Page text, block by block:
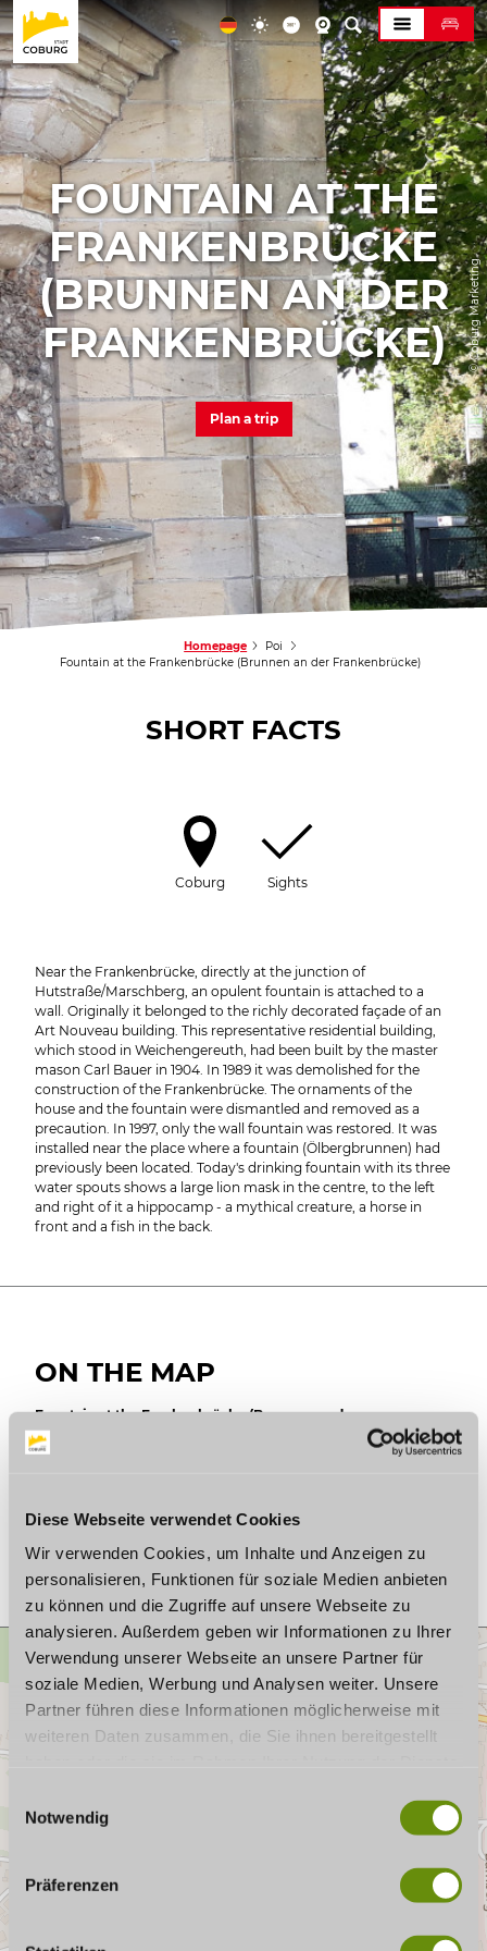
Diese Webseite verwendet Cookies
Wir verwenden Cookies, um Inhalte und Anzeigen zu
personalisieren, Funktionen für soziale Medien anbieten
zu können und die Zugriffe auf unsere Webseite zu
analysieren. Außerdem geben wir Informationen zu Ihrer
Verwendung unserer Webseite an unsere Partner für
soziale Medien, Werbung und Analysen weiter. Unsere
Partner führen diese Informationen möglicherweise mit
weiteren Daten zusammen, die Sie ihnen bereitgestellt
ablehnen, kann es sein, dass Darstellungen nicht
vollständig sind oder Anwendungen nicht zur Verfügung
i
Notwendig
Präferenzen
© Coburg Marketing
FOUNTAIN AT THE
FRANKENBRÜCKE
(BRUNNEN AN DER
FRANKENBRÜCKE)
Plan a trip
Homepage
Poi
Fountain at the Frankenbrücke (Brunnen an der Frankenbrücke)
SHORT FACTS
Coburg Sights
Near the Frankenbrücke, directly at the junction of
Hutstraße/Marschberg, an opulent fountain is attached to a
wall. Originally it belonged to the richly decorated façade of an
Art Nouveau building. This representative residential building,
which stood in Weichengereuth, had been built by the master
mason Carl Bauer in 1904. In 1989 it was demolished for the
construction of the Frankenbrücke. The ornaments of the
house and the fountain were dismantled and removed as a
precaution. In 1997, only the wall fountain was restored. It was
installed near the place where a fountain (Ölbergbrunnen) had
previously been located. Today's drinking fountain with its three
water spouts shows a large lion mask in the centre, to the left
and right of it a hippocamp - a mythical creature, a horse in
front and a fish in the back.
ON THE MAP
Fountain at the Frankenbrücke (Brunnen an der
Frankenbrücke)
Frankenbrücke